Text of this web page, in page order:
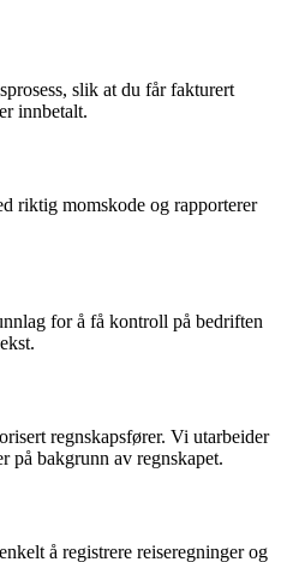
slik at du får fakturert
innbetalt.
riktig momskode og rapporterer
for å få kontroll på bedriften
regnskapsfører. Vi utarbeider
på bakgrunn av regnskapet.
å registrere reiseregninger og